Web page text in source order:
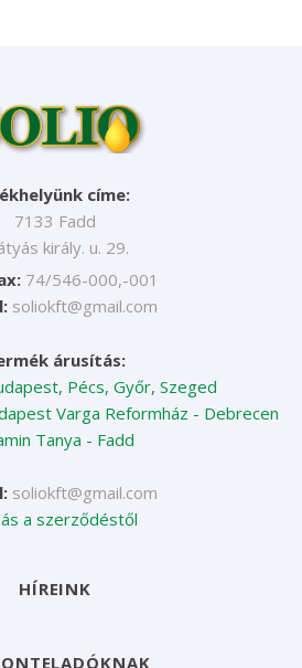
címe:
7133 Fadd
király. u. 29.
74/546-000,-001
soliokft@gmail.com
árusítás:
Pécs, Győr, Szeged
Varga Reformház - Debrecen
Tanya - Fadd
soliokft@gmail.com
a szerződéstől
HÍREINK